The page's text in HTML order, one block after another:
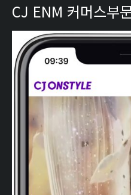
CJ ENM 커머스부